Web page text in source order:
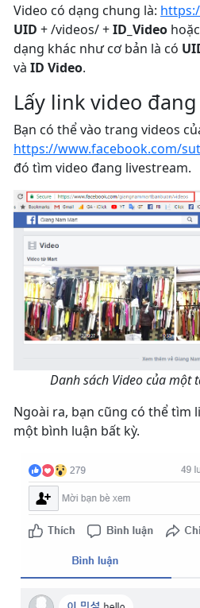
Video có dạng chung là:
UID + /videos/ +ID_Video
dạng khác như cơ bản là có
và ID Video.
Lấy link video
Bạn có thể vào trang videos
https://www.facebook.com/
đó tìm video đang livestream.
Danh sách Video của một
Ngoài ra, bạn cũng có thể tìm
một bình luận bất kỳ.